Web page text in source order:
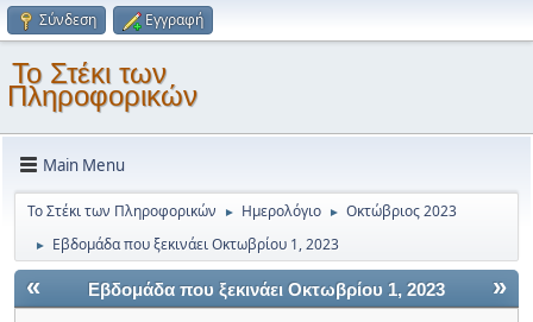
Σύνδεση Εγγραφή
Το Στέκι των
Πληροφορικών
Main Menu
Το Στέκι των Πληροφορικών ► Ημερολόγιο ► Οκτώβριος 2023
► Εβδομάδα που ξεκινάει Οκτωβρίου 1, 2023
« »
Εβδομάδα που ξεκινάει Οκτωβρίου 1, 2023